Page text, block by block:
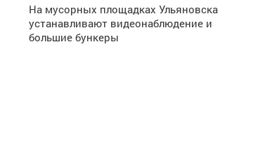
На мусорных площадках Ульяновска
устанавливают видеонаблюдение и
большие бункеры